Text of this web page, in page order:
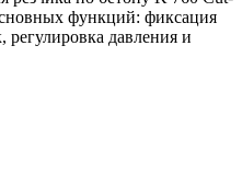
функций: фиксация
регулировка давления и